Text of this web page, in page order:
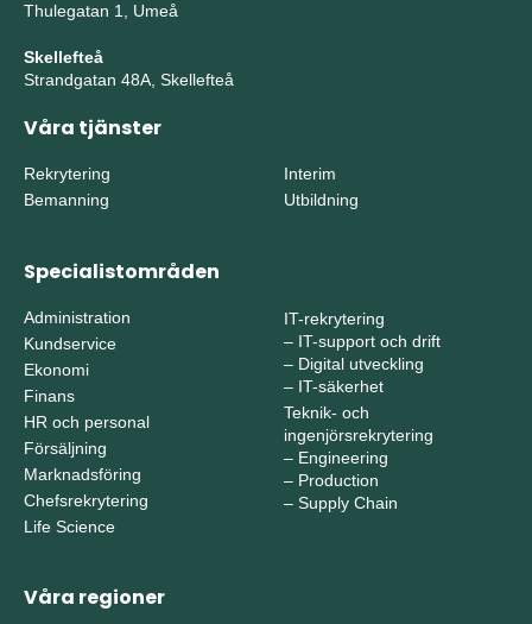
Thulegatan 1, Umeå
Skellefteå
Strandgatan 48A, Skellefteå
Våra tjänster
Rekrytering
Bemanning
Interim
Utbildning
Specialistområden
Administration
Kundservice
Ekonomi
Finans
HR och personal
Försäljning
Marknadsföring
Chefsrekrytering
Life Science
IT-rekrytering
– IT-support och drift
– Digital utveckling
– IT-säkerhet
Teknik- och
ingenjörsrekrytering
– Engineering
– Production
– Supply Chain
Våra regioner